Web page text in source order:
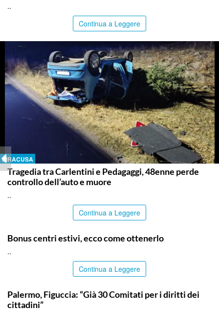
..
Continua a Leggere
SIRACUSA
Tragedia tra Carlentini e Pedagaggi, 48enne perde
controllo dell’auto e muore
..
Continua a Leggere
Bonus centri estivi, ecco come ottenerlo
..
Continua a Leggere
Palermo, Figuccia: “Già 30 Comitati per i diritti dei
cittadini”